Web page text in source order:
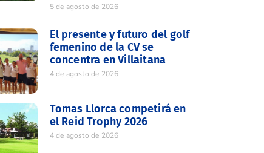
5 de agosto de 2026
El presente y futuro del golf
femenino de la CV se
concentra en Villaitana
4 de agosto de 2026
Tomas Llorca competirá en
el Reid Trophy 2026
4 de agosto de 2026